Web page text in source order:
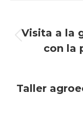
entre
Visita a la
con la
Taller